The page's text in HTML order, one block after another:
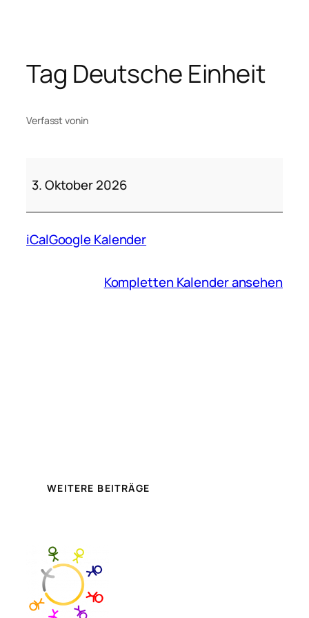
springen
Tag Deutsche Einheit
Verfasst vonin
Deutsche
3. Oktober 2026
iCalGoogle Kalender
Kompletten Kalender ansehen
WEITERE BEITRÄGE